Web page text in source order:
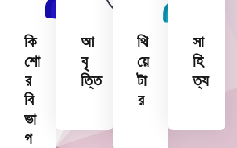
কি
শো
র
বি
ভা
গ
আ
বৃ
ত্তি
থি
য়ে
টা
র
সা
হি
ত্য